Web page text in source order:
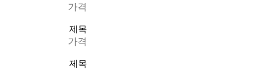
가격
제목
가격
제목